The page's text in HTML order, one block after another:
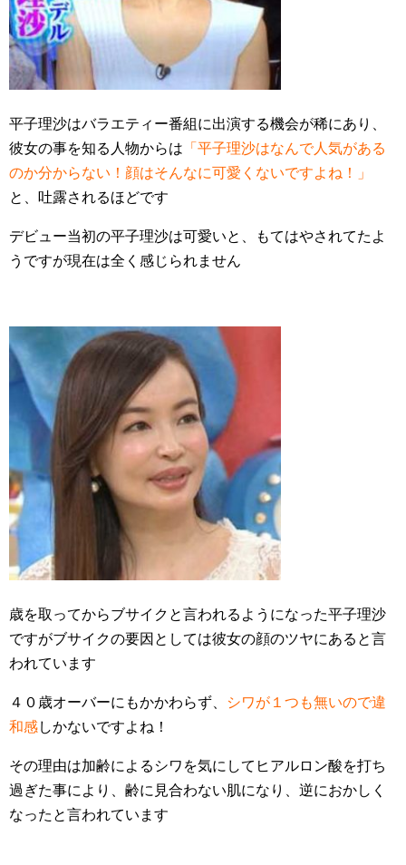
平子理沙はバラエティー番組に出演する機会が稀にあり、
彼女の事を知る人物からは 「平子理沙はなんで人気がある
のか分からない！顔はそんなに可愛くないですよね！」
と、吐露されるほどです
デビュー当初の平子理沙は可愛いと、もてはやされてたよ
うですが現在は全く感じられません
歳を取ってからブサイクと言われるようになった平子理沙
ですがブサイクの要因としては彼女の顔のツヤにあると言
われています
４０歳オーバーにもかかわらず、
シワが１つも無いので違
和感しかないですよね！
その理由は加齢によるシワを気にしてヒアルロン酸を打ち
過ぎた事により、齢に見合わない肌になり、逆におかしく
なったと言われています